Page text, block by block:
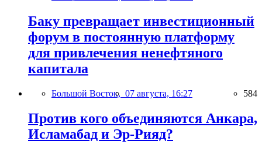
Баку превращает инвестиционный
форум в постоянную платформу
для привлечения ненефтяного
капитала
Большой Восток, 07 августа, 16:27 584
Против кого объединяются Анкара,
Исламабад и Эр-Рияд?